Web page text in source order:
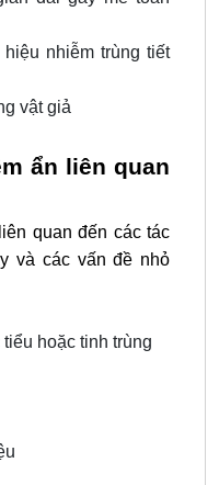
nhiễm trùng tiết
vật giả
ẩn liên quan
quan đến các tác
và các vấn đề nhỏ
hoặc tinh trùng